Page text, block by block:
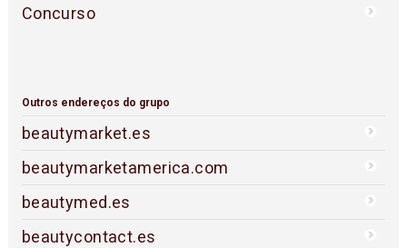
Concurso
Outros endereços do grupo
beautymarket.es
beautymarketamerica.com
beautymed.es
beautycontact.es